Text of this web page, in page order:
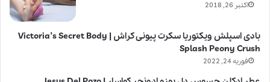
اکتبر 26, 2018
بادی اسپلش ویکتوریا سکرت پیونی کراش | Victoria’s Secret Body
Splash Peony Crush
فوریه 24, 2022